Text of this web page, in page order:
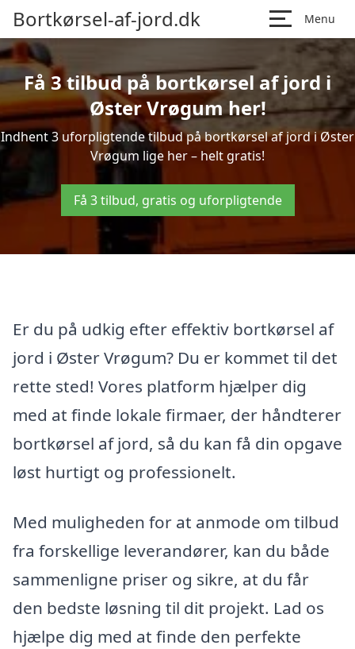
Bortkørsel-af-jord.dk Menu
Få 3 tilbud på bortkørsel af jord i
Øster Vrøgum her!
Indhent 3 uforpligtende tilbud på bortkørsel af jord i Øster
Vrøgum lige her – helt gratis!
Få 3 tilbud, gratis og uforpligtende
Er du på udkig efter effektiv bortkørsel af
jord i Øster Vrøgum? Du er kommet til det
rette sted! Vores platform hjælper dig
med at finde lokale firmaer, der håndterer
bortkørsel af jord, så du kan få din opgave
løst hurtigt og professionelt.
Med muligheden for at anmode om tilbud
fra forskellige leverandører, kan du både
sammenligne priser og sikre, at du får
den bedste løsning til dit projekt. Lad os
hjælpe dig med at finde den perfekte